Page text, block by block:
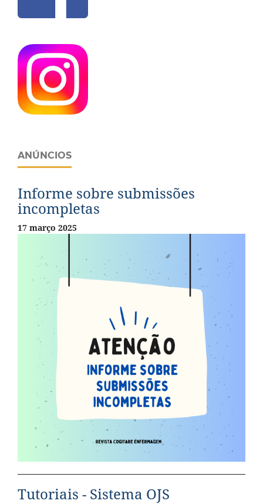
ANÚNCIOS
Informe sobre submissões
incompletas
17 março 2025
Tutoriais - Sistema OJS